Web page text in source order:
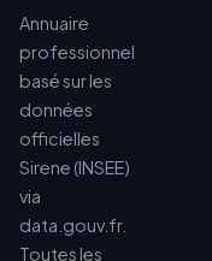
Annuaire
professionnel
basé sur les
données
officielles
Sirene (INSEE)
via
data.gouv.fr.
Toutes les